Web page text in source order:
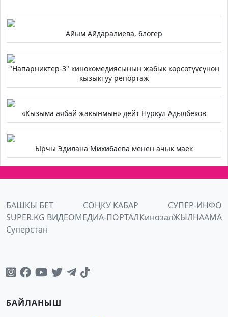
Айым Айдаралиева, блогер
"Напарниктер-3" кинокомедиясынын жабык көрсөтүүсүнөн
кызыктуу репортаж
«Кызыма аябай жакынмын» дейт Нуркул Адылбеков
Ырчы Эдилана Михибаева менен ачык маек
БАШКЫ БЕТ СОҢКУ КАБАР
СУПЕР-ИНФО
SUPER.KG ВИДЕОМЕДИА-ПОРТАЛКинозалЖЫЛНААМА
Суперстан
БАЙЛАНЫШ